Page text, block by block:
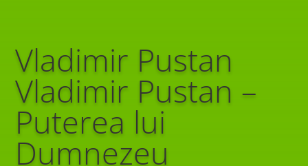
Vladimir Pustan
Vladimir Pustan –
Puterea lui
Dumnezeu